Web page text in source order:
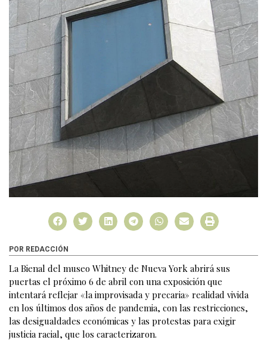
POR REDACCIÓN
La Bienal del museo Whitney de Nueva York abrirá sus
puertas el próximo 6 de abril con una exposición que
intentará reflejar «la improvisada y precaria» realidad vivida
en los últimos dos años de pandemia, con las restricciones,
las desigualdades económicas y las protestas para exigir
justicia racial, que los caracterizaron.